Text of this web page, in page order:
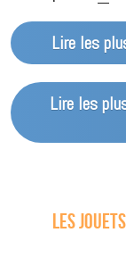
Lire les
Lire les
Les